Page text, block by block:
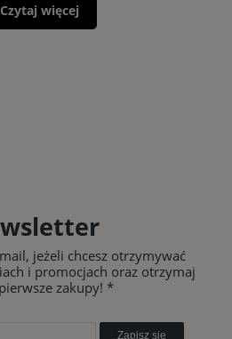
Czytaj więcej
jeżeli chcesz otrzymywać
i promocjach oraz otrzymaj
zakupy! *
Zapisz się